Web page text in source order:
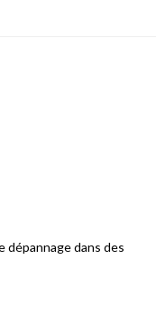
dépannage dans des